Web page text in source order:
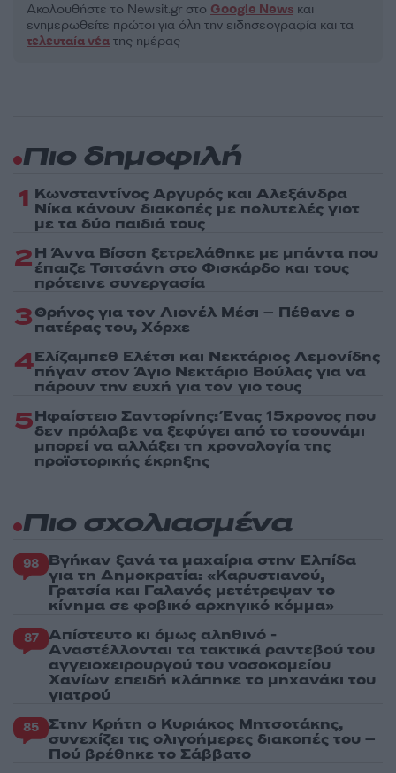
Ακολουθήστε το Νewsit.gr στο Google News και
ενημερωθείτε πρώτοι για όλη την ειδησεογραφία και τα
τελευταία νέα της ημέρας
Πιο δημοφιλή
1 Κωνσταντίνος Αργυρός και Αλεξάνδρα
Νίκα κάνουν διακοπές με πολυτελές γιοτ
με τα δύο παιδιά τους
2Η Άννα Βίσση ξετρελάθηκε με μπάντα που
έπαιζε Τσιτσάνη στο Φισκάρδο και τους
πρότεινε συνεργασία
3Θρήνος για τον Λιονέλ Μέσι – Πέθανε ο
πατέρας του, Χόρχε
4Ελίζαμπεθ Ελέτσι και Νεκτάριος Λεμονίδης
πήγαν στον Άγιο Νεκτάριο Βούλας για να
πάρουν την ευχή για τον γιο τους
5Ηφαίστειο Σαντορίνης: Ένας 15χρονος που
δεν πρόλαβε να ξεφύγει από το τσουνάμι
μπορεί να αλλάξει τη χρονολογία της
προϊστορικής έκρηξης
Πιο σχολιασμένα
98 Βγήκαν ξανά τα μαχαίρια στην Ελπίδα
για τη Δημοκρατία: «Καρυστιανού,
Γρατσία και Γαλανός μετέτρεψαν το
κίνημα σε φοβικό αρχηγικό κόμμα»
87 Απίστευτο κι όμως αληθινό -
Aναστέλλονται τα τακτικά ραντεβού του
αγγειοχειρουργού του νοσοκομείου
Χανίων επειδή κλάπηκε το μηχανάκι του
γιατρού
85 Στην Κρήτη ο Κυριάκος Μητσοτάκης,
συνεχίζει τις ολιγοήμερες διακοπές του –
Πού βρέθηκε το Σάββατο